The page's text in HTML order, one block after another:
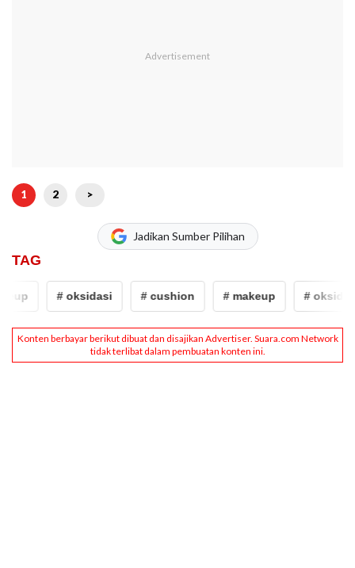
1 2 >
Jadikan Sumber Pilihan
TAG
# oksidasi # cushion # makeup # oksidasi